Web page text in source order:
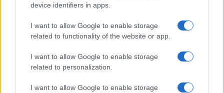
device identifiers in apps.
I want to allow Google to enable storage
related to functionality of the website or app.
I want to allow Google to enable storage
related to personalization.
I want to allow Google to enable storage